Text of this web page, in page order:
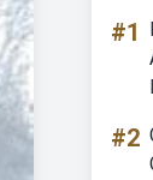
#1
#2